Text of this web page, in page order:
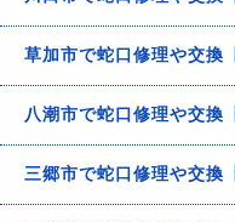
草加市で蛇口修理や交換
八潮市で蛇口修理や交換
三郷市で蛇口修理や交換